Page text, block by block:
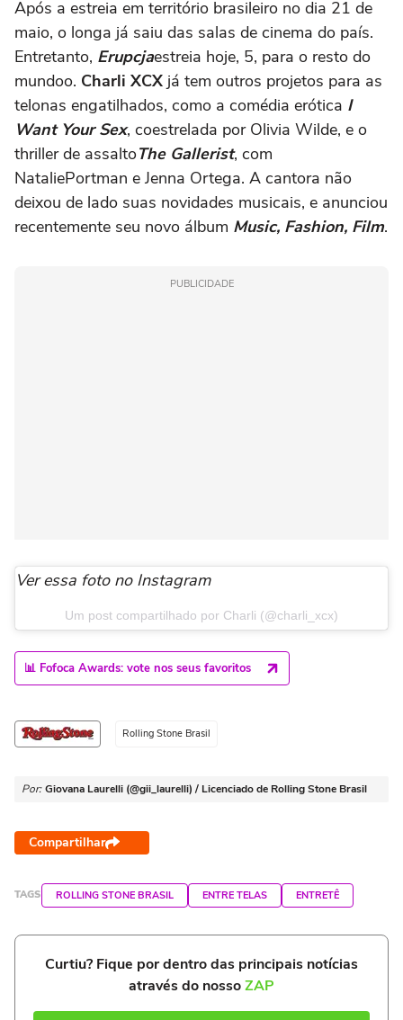
Após a estreia em território brasileiro no dia 21 de
maio, o longa já saiu das salas de cinema do país.
Entretanto, Erupcjaestreia hoje, 5, para o resto do
mundoo. Charli XCX já tem outros projetos para as
telonas engatilhados, como a comédia erótica I
Want Your Sex, coestrelada por Olivia Wilde, e o
thriller de assaltoThe Gallerist, com
NataliePortman e Jenna Ortega. A cantora não
deixou de lado suas novidades musicais, e anunciou
recentemente seu novo álbum Music, Fashion, Film.
PUBLICIDADE
Ver essa foto no Instagram
Um post compartilhado por Charli (@charli_xcx)
📊 Fofoca Awards: vote nos seus favoritos
Rolling Stone Brasil
Por: Giovana Laurelli (@gii_laurelli) / Licenciado de Rolling Stone Brasil
Compartilhar
TAGS ROLLING STONE BRASIL ENTRE TELAS ENTRETÊ
Curtiu? Fique por dentro das principais notícias
através do nossoZAP